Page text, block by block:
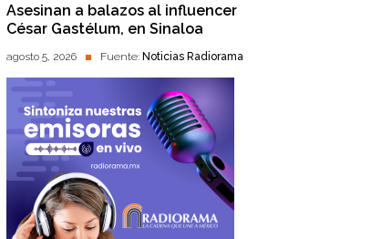
Asesinan a balazos al influencer
César Gastélum, en Sinaloa
agosto 5, 2026 Fuente: Noticias Radiorama